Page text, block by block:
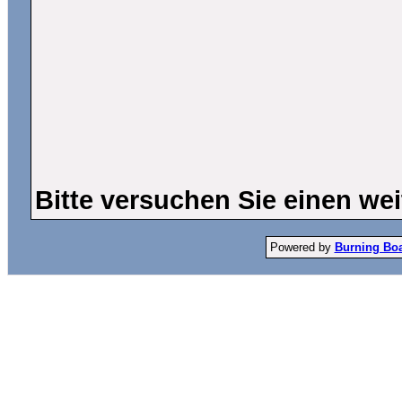
Bitte versuchen Sie einen
Powered by Burning